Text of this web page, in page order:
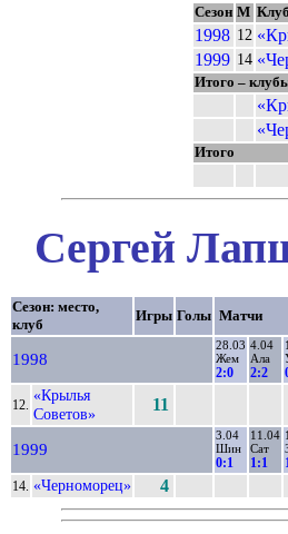
Сезон М Клуб
1998 12
1999 14
Итого –
Итого
Сергей
Сезон: место,
клуб
Игры Голы Матчи
1998
28.03
Жем
2:0
4.04
Ала
2:2
12.
«Крылья
Советов»
11
1999
3.04
Шин
0:1
11.04
Сат
1:1
14. «Черноморец» 4